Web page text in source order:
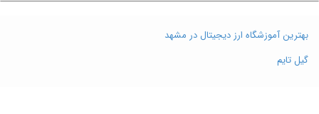
بهترین آموزشگاه ارز دیجیتال در مشهد
گیل تایم